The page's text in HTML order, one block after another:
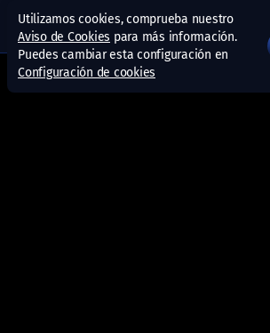
Utilizamos cookies, comprueba nuestro
Aviso de Cookies para más información.
Puedes cambiar esta configuración en
Configuración de cookies